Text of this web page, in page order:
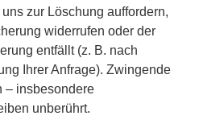
zur Löschung auffordern,
widerrufen oder der
entfällt (z. B. nach
Ihrer Anfrage). Zwingende
– insbesondere
unberührt.